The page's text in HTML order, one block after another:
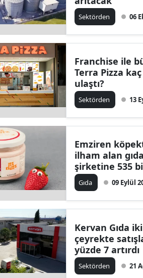
Sektörden 06
Franchise ile
Terra Pizza
ulaştı?
Sektörden 13
Emziren
ilham alan gıda
şirketine 535
Gıda 09 Eylül
Kervan Gıda
çeyrekte
yüzde 7 artırdı
Sektörden 21